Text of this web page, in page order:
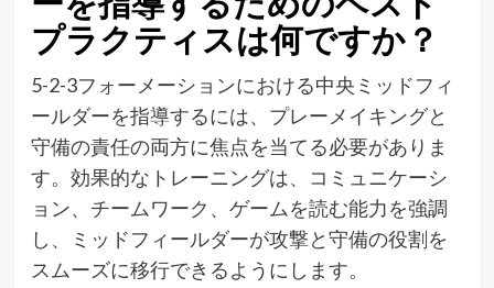
プラクティスは何ですか？
5-2-3フォーメーションにおける中央ミッドフィ
ールダーを指導するには、プレーメイキングと
守備の責任の両方に焦点を当てる必要がありま
す。効果的なトレーニングは、コミュニケーシ
ョン、チームワーク、ゲームを読む能力を強調
し、ミッドフィールダーが攻撃と守備の役割を
スムーズに移行できるようにします。